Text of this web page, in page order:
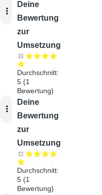
Audiodatei
Deine
Bewertung
zur
Umsetzung
Durchschnitt:
5 (1
Bewertung)
Audiodatei
Deine
Bewertung
zur
Umsetzung
Durchschnitt:
5 (1
Bewertung)